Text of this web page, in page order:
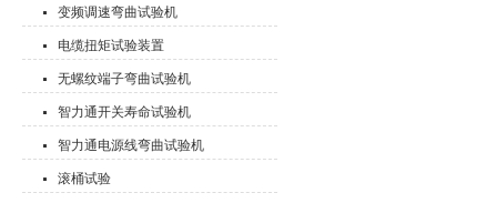
变频调速弯曲试验机
电缆扭矩试验装置
无螺纹端子弯曲试验机
智力通开关寿命试验机
智力通电源线弯曲试验机
滚桶试验